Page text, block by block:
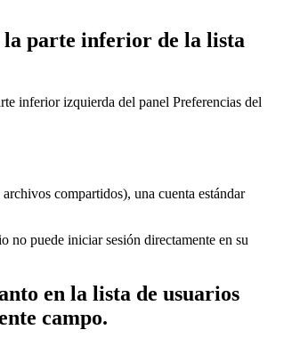
la parte inferior de la lista
inferior izquierda del panel Preferencias del
compartidos), una cuenta estándar
no puede iniciar sesión directamente en su
en la lista de usuarios
campo.